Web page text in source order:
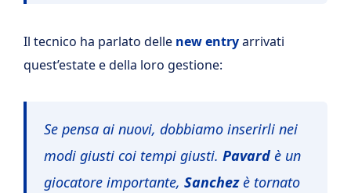
Il tecnico ha parlato delle new entryarrivati
quest’estate e della loro gestione:
Se pensa ai nuovi, dobbiamo inserirli nei
modi giusti coi tempi giusti. Pavardè un
giocatore importante, Sanchezè tornato